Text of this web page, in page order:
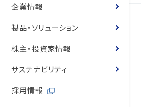
企業情報
会社概要
企業理念
役員紹介
国内・海外事業拠点
グループ会社一覧
製品・ソリューション
水処理・資源開発事業
お客様の声
株主・投資家情報
業績ハイライト
IR資料室
株式情報
個人投資家の皆様へ
IRニュース
サステナビリティ
E.環境
S.社会
G.ガバナンス
採用情報